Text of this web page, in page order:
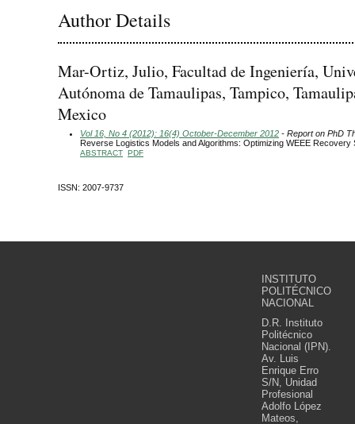
Author Details
Mar-Ortiz, Julio, Facultad de Ingeniería,
Autónoma de Tamaulipas, Tampico,
Mexico
Vol 16, No 4 (2012): 16(4) October-December 2012 - Report on PhD
Reverse Logistics Models and Algorithms: Optimizing WEEE Recovery
ABSTRACT PDF
ISSN: 2007-9737
INSTITUTO
POLITÉCNICO
NACIONAL
D.R. Instituto
Politécnico
Nacional (IPN).
Av. Luis
Enrique Erro
S/N, Unidad
Profesional
Adolfo López
Mateos,